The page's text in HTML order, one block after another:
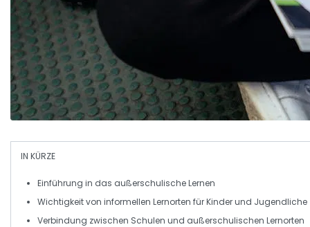
IN KÜRZE
Einführung in das außerschulische Lernen
Wichtigkeit von informellen Lernorten für Kinder und Jugendliche
Verbindung zwischen Schulen und außerschulischen Lernorten